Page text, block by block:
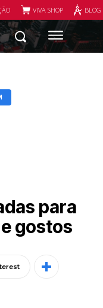
VIVA SHOP
para
gostos